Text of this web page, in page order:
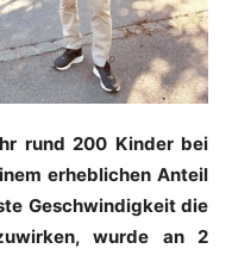
rund 200 Kinder bei
erheblichen Anteil
Geschwindigkeit die
wurde an 2